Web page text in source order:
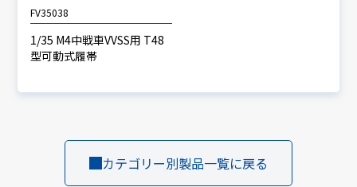
FV35038
1/35 M4中戦車VVSS用 T48
型可動式履帯
カテゴリー別製品一覧に戻る